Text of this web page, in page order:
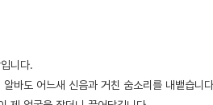
니다.
바도 어느새 신음과 거친 숨소리를 내뱉습니